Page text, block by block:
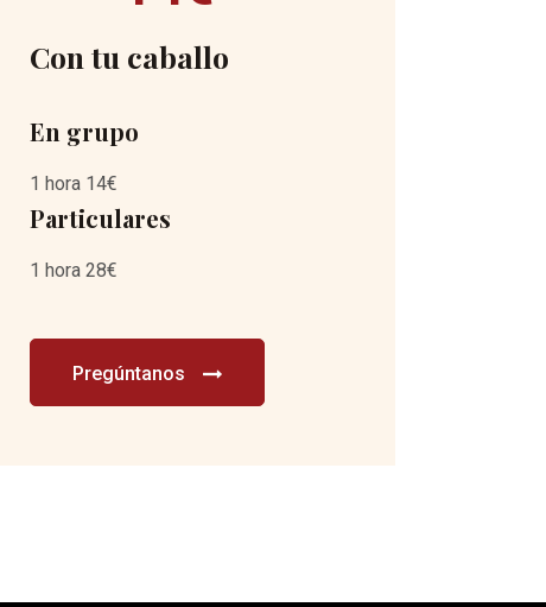
Con tu caballo
En grupo
1 hora 14€
Particulares
1 hora 28€
Pregúntanos